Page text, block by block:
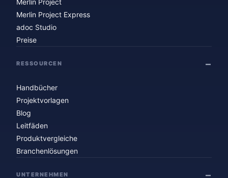
Merlin Project
Merlin Project Express
adoc Studio
Preise
RESSOURCEN
Handbücher
Projektvorlagen
Blog
Leitfäden
Produktvergleiche
Branchenlösungen
UNTERNEHMEN